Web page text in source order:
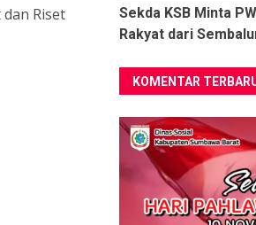
Riset
Sekda KSB Minta
Rakyat dari
KOMENTAR